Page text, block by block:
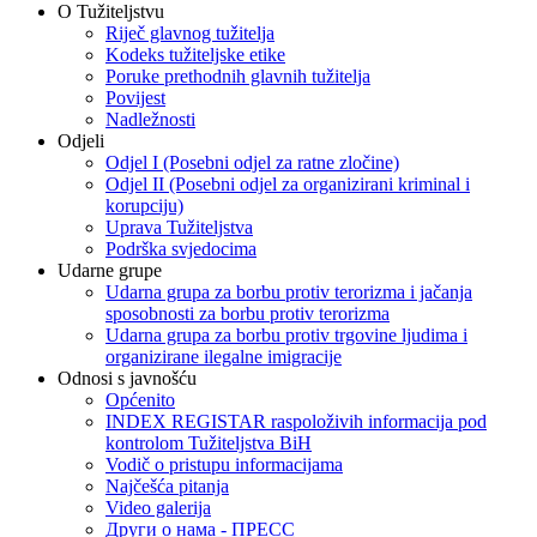
O Tužiteljstvu
Riječ glavnog tužitelja
Kodeks tužiteljske etike
Poruke prethodnih glavnih tužitelja
Povijest
Nadležnosti
Odjeli
Odjel I (Posebni odjel za ratne zločine)
Odjel II (Posebni odjel za organizirani kriminal i
korupciju)
Uprava Tužiteljstva
Podrška svjedocima
Udarne grupe
Udarna grupa za borbu protiv terorizma i jačanja
sposobnosti za borbu protiv terorizma
Udarna grupa za borbu protiv trgovine ljudima i
organizirane ilegalne imigracije
Odnosi s javnošću
Općenito
INDEX REGISTAR raspoloživih informacija pod
kontrolom Tužiteljstva BiH
Vodič o pristupu informacijama
Najčešća pitanja
Video galerija
Други о нама - ПРЕСC